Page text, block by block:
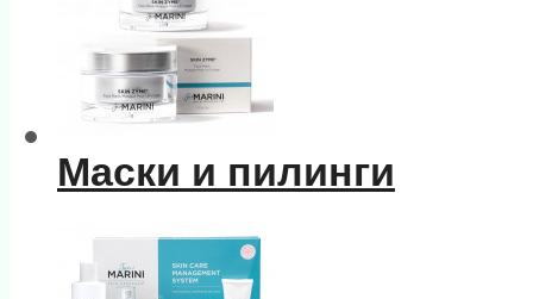
Маски и пилинги